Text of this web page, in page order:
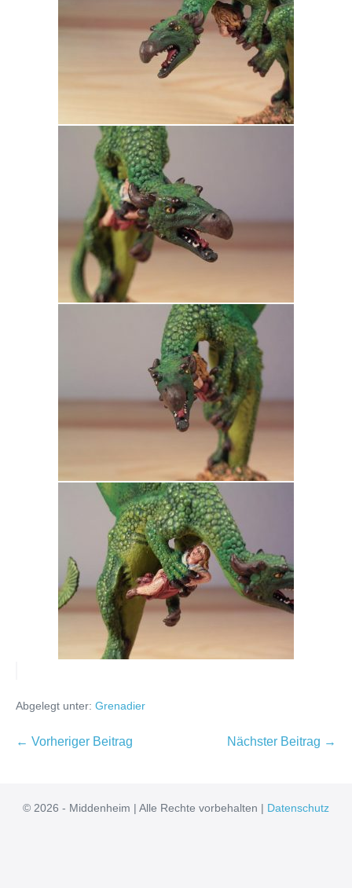
Abgelegt unter: Grenadier
Beitragsnavigation
← Vorheriger Beitrag Nächster Beitrag →
© 2026 - Middenheim | Alle Rechte vorbehalten | Datenschutz